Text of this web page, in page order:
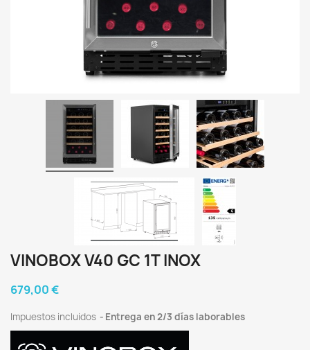
VINOBOX V40 GC 1T INOX
679,00 €
Impuestos incluidos Entrega en 2/3 días laborables